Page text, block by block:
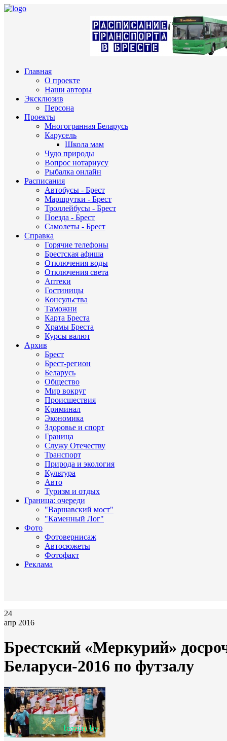
Главная
О проекте
Наши авторы
Эксклюзив
Персона
Проекты
Многогранная Беларусь
Карусель
Школа мам
Чудо природы
Вопрос нотариусу
Рыбалка онлайн
Расписания
Автобусы - Брест
Маршрутки - Брест
Троллейбусы - Брест
Поезда - Брест
Самолеты - Брест
Справка
Горячие телефоны
Брестская афиша
Отключения воды
Отключения света
Аптеки
Гостиницы
Консульства
Таможни
Карта Бреста
Храмы Бреста
Курсы валют
Архив
Брест
Брест-регион
Беларусь
Общество
Мир вокруг
Происшествия
Криминал
Экономика
Здоровье и спорт
Граница
Служу Отечеству
Транспорт
Природа и экология
Культура
Авто
Туризм и отдых
Граница: очереди
"Варшавский мост"
"Каменный Лог"
Фото
Фотовернисаж
Автосюжеты
Фотофакт
Реклама
24
апр 2016
Брестский «Меркурий»
Беларуси-2016 по футзалу